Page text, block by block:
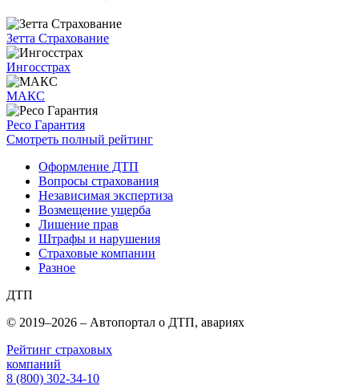
Зетта Страхование
Ингосстрах
МАКС
Ресо Гарантия
Смотреть полный рейтинг
Оформление ДТП
Вопросы страхования
Независимая экспертиза
Возмещение ущерба
Лишение прав
Штрафы и нарушения
Страховые компании
Разное
ДТП
© 2019–2026 – Автопортал о ДТП, авариях
Рейтинг страховых
компаний
8 (800) 302-34-10